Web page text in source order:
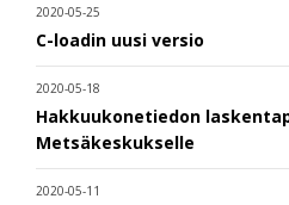
2020-05-25
C-loadin uusi versio
2020-05-18
Hakkuukonetiedon
Metsäkeskukselle
2020-05-11